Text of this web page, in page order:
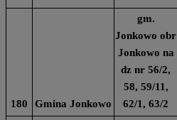
180 Gmina Jonkowo
gm.
Jonkowo obr
Jonkowo na
dz nr 56/2,
58, 59/11,
62/1, 63/2